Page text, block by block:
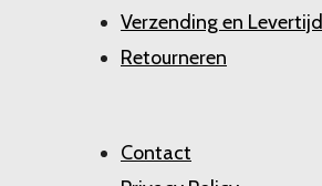
Verzending en Levertijd
Retourneren
Contact